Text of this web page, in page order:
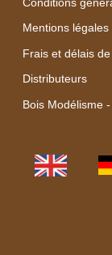
Mentions légales
Frais et délais
Distributeurs
Bois Modélisme